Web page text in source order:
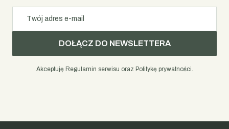
Twój adres e-mail
DOŁĄCZ DO NEWSLETTERA
Akceptuję Regulamin serwisu oraz Politykę prywatności.